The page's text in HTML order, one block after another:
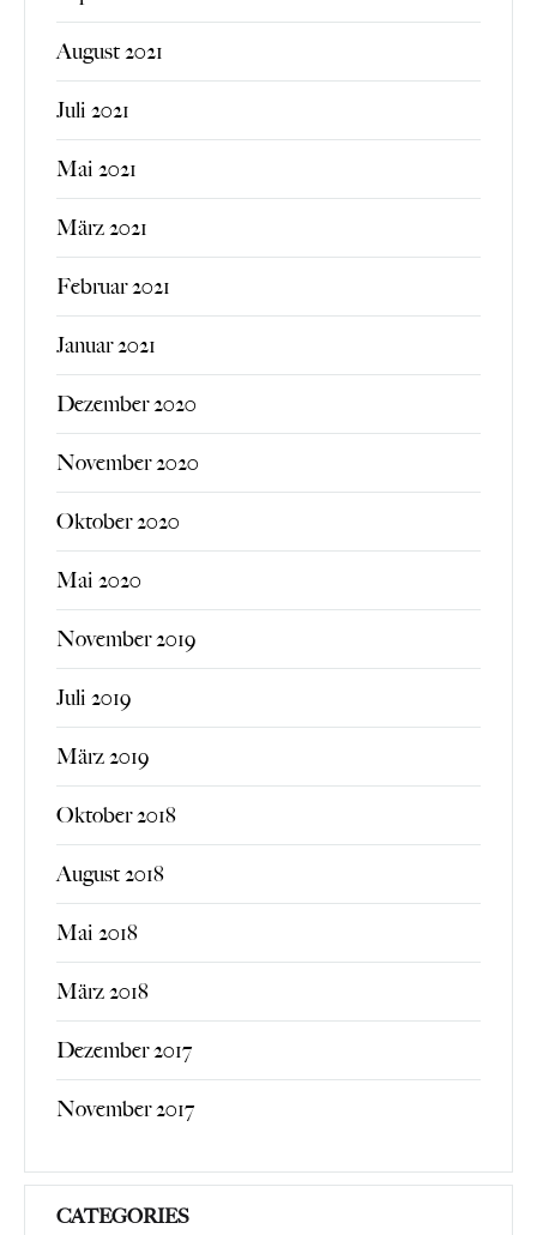
August 2021
Juli 2021
Mai 2021
März 2021
Februar 2021
Januar 2021
Dezember 2020
November 2020
Oktober 2020
Mai 2020
November 2019
Juli 2019
März 2019
Oktober 2018
August 2018
Mai 2018
März 2018
Dezember 2017
November 2017
CATEGORIES